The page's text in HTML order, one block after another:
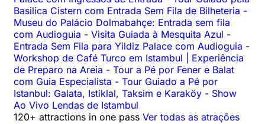
Basilica Cistern com Entrada Sem Fila de Bilheteria -
Museu do Palácio Dolmabahçe: Entrada sem fila
com Audioguia - Visita Guiada à Mesquita Azul -
Entrada Sem Fila para Yildiz Palace com Audioguia -
Workshop de Café Turco em Istambul | Experiência
de Preparo na Areia - Tour a Pé por Fener e Balat
com Guia Especialista - Tour Guiado a Pé por
Istanbul: Galata, Istiklal, Taksim e Karaköy - Show
Ao Vivo Lendas de Istambul
120+ attractions in one pass Ver todas as atrações